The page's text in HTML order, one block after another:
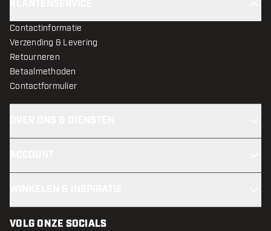
Contactinformatie
Verzending & Levering
Retourneren
Betaalmethoden
Contactformulier
VOLG ONZE SOCIALS